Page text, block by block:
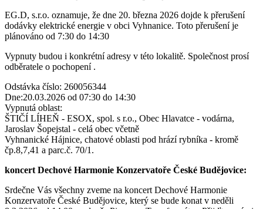
EG.D, s.r.o. oznamuje, že dne 20. března 2026 dojde k přerušení
dodávky elektrické energie v obci Vyhnanice. Toto přerušení je
plánováno od 7:30 do 14:30
Vypnuty budou i konkrétní adresy v této lokalitě. Společnost prosí
odběratele o pochopení .
Odstávka číslo: 260056344
Dne:20.03.2026 od 07:30 do 14:30
Vypnutá oblast:
ŠTIČÍ LÍHEŇ - ESOX, spol. s r.o., Obec Hlavatce - vodárna,
Jaroslav Šopejstal - celá obec včetně
Vyhnanické Hájnice, chatové oblasti pod hrází rybníka - kromě
čp.8,7,41 a parc.č. 70/1.
koncert Dechové Harmonie Konzervatoře České Budějovice:
Srdečne Vás všechny zveme na koncert Dechové Harmonie
Konzervatoře České Budějovice, který se bude konat v neděli